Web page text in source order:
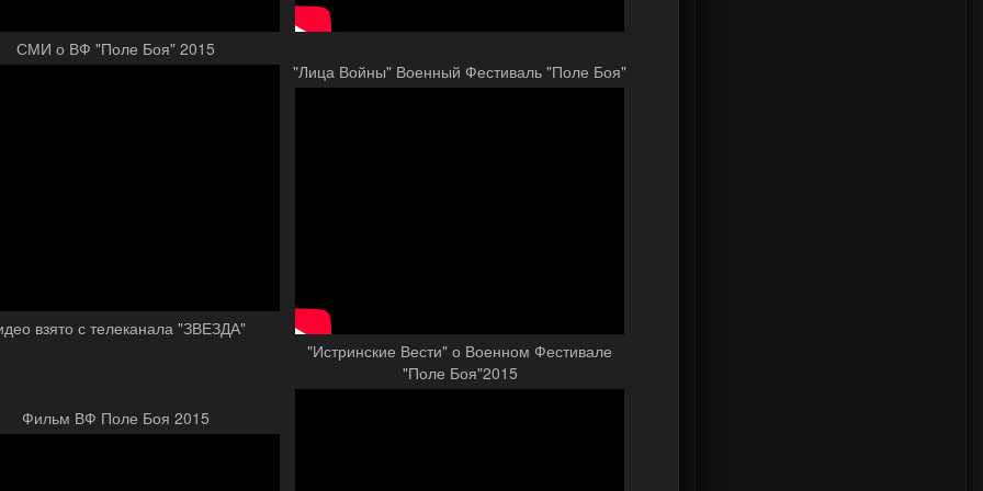
СМИ о ВФ "Поле Боя" 2015
взято с телеканала "ЗВЕЗДА"
"Лица Войны" Военный Фестиваль "Поле Боя"
Фильм ВФ Поле Боя 2015
"Истринские Вести" о Военном Фестивале
"Поле Боя"2015